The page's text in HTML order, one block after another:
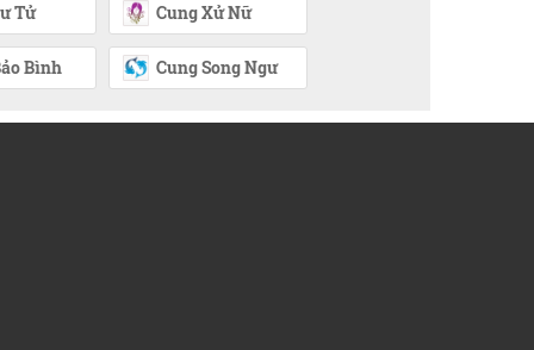
Tử Cung Xử Nữ
Bình Cung Song Ngư